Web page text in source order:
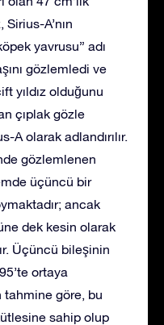
A’nın
yavrusu” adı
gözlemledi ve
yıldız olduğunu
çıplak gözle
A olarak adlandırılır.
gözlemlenen
üçüncü bir
ancak
dek kesin olarak
Üçüncü bileşinin
ortaya
tahmine göre, bu
sahip olup